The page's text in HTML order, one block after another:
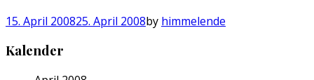
15. April 200825. April 2008by himmelende
Kalender